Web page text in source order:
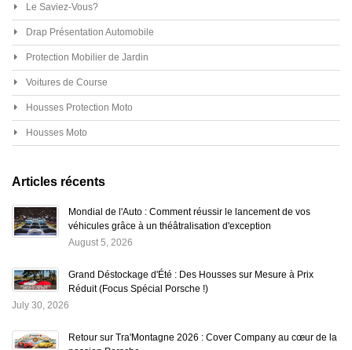
Le Saviez-Vous?
Drap Présentation Automobile
Protection Mobilier de Jardin
Voitures de Course
Housses Protection Moto
Housses Moto
Articles récents
Mondial de l'Auto : Comment réussir le lancement de vos
véhicules grâce à un théâtralisation d'exception
August 5, 2026
Grand Déstockage d'Été : Des Housses sur Mesure à Prix
Réduit (Focus Spécial Porsche !)
July 30, 2026
Retour sur Tra'Montagne 2026 : Cover Company au cœur de la